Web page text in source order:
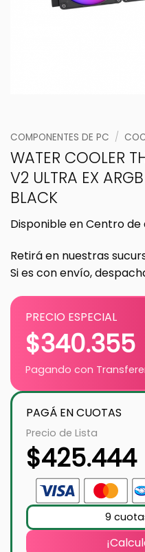
COMPONENTES DE PC /
WATER COOLER
V2 ULTRA EX
BLACK
Disponible en Centro de
Retirá en nuestras
Si es con envío,
PRECIO ESPECIAL
$340.355
Pagando con
PAGÁ EN CUOTAS
Precio de Lista
$425.444
9